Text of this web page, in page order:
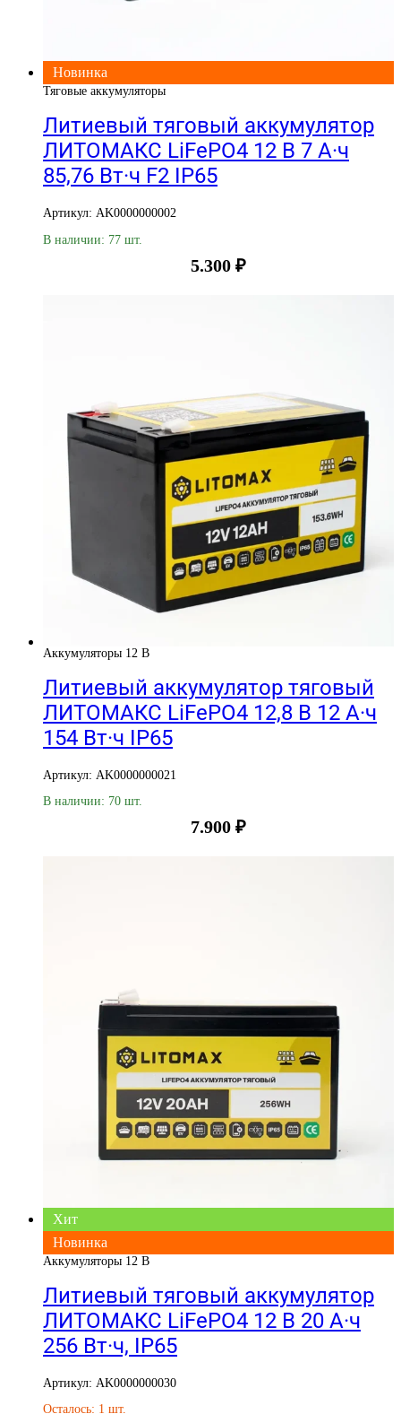
Новинка
Тяговые аккумуляторы
Литиевый тяговый аккумулятор
ЛИТОМАКС LiFePO4 12 В 7 А·ч
85,76 Вт·ч F2 IP65
Артикул: AK0000000002
В наличии: 77 шт.
5.300 ₽
Аккумуляторы 12 В
Литиевый аккумулятор тяговый
ЛИТОМАКС LiFePO4 12,8 В 12 А·ч
154 Вт·ч IP65
Артикул: AK0000000021
В наличии: 70 шт.
7.900 ₽
Хит
Новинка
Аккумуляторы 12 В
Литиевый тяговый аккумулятор
ЛИТОМАКС LiFePO4 12 В 20 А·ч
256 Вт·ч, IP65
Артикул: AK0000000030
Осталось: 1 шт.